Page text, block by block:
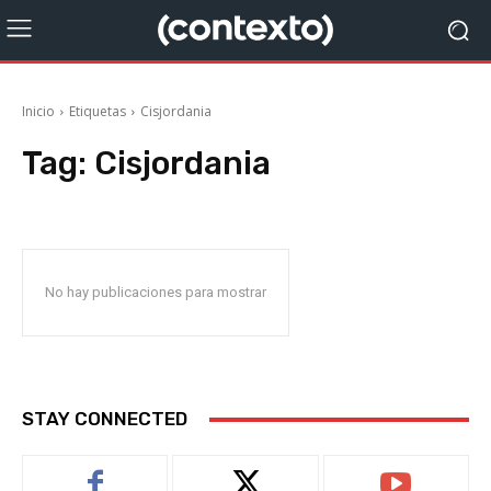
Inicio Etiquetas Cisjordania
Tag: Cisjordania
No hay publicaciones para mostrar
STAY CONNECTED